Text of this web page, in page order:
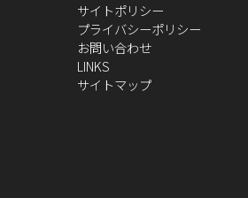
サイトポリシー
プライバシーポリシー
お問い合わせ
LINKS
サイトマップ